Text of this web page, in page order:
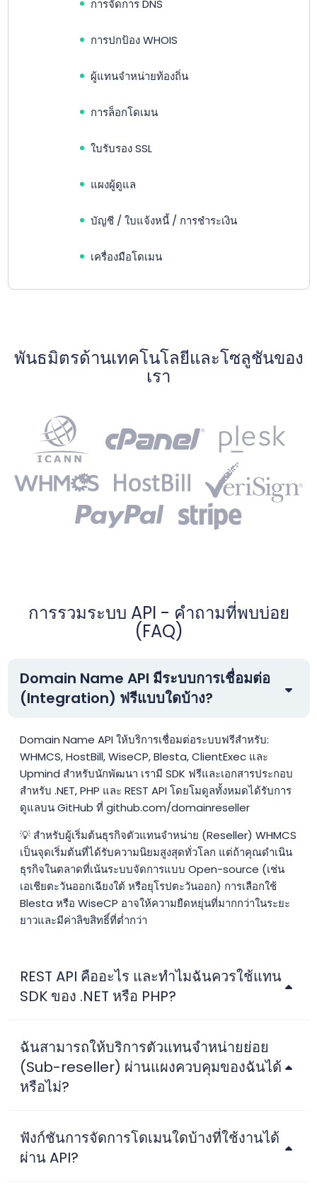
การจัดการ DNS
การปกป้อง WHOIS
ผู้แทนจำหน่ายท้องถิ่น
การล็อกโดเมน
ใบรับรอง SSL
แผงผู้ดูแล
บัญชี / ใบแจ้งหนี้ / การชำระเงิน
เครื่องมือโดเมน
พันธมิตรด้านเทคโนโลยีและโซลูชันของ
เรา
การรวมระบบ API - คำถามที่พบบ่อย
(FAQ)
Domain Name API มีระบบการเชื่อมต่อ
(Integration) ฟรีแบบใดบ้าง?
Domain Name API ให้บริการเชื่อมต่อระบบฟรีสำหรับ:
WHMCS, HostBill, WiseCP, Blesta, ClientExec และ
Upmind สำหรับนักพัฒนา เรามี SDK ฟรีและเอกสารประกอบ
สำหรับ .NET, PHP และ REST API โดยโมดูลทั้งหมดได้รับการ
ดูแลบน GitHub ที่ github.com/domainreseller
💡 สำหรับผู้เริ่มต้นธุรกิจตัวแทนจำหน่าย (Reseller) WHMCS
เป็นจุดเริ่มต้นที่ได้รับความนิยมสูงสุดทั่วโลก แต่ถ้าคุณดำเนิน
ธุรกิจในตลาดที่เน้นระบบจัดการแบบ Open-source (เช่น
เอเชียตะวันออกเฉียงใต้ หรือยุโรปตะวันออก) การเลือกใช้
Blesta หรือ WiseCP อาจให้ความยืดหยุ่นที่มากกว่าในระยะ
ยาวและมีค่าลิขสิทธิ์ที่ต่ำกว่า
REST API คืออะไร และทำไมฉันควรใช้แทน
SDK ของ .NET หรือ PHP?
ฉันสามารถให้บริการตัวแทนจำหน่ายย่อย
(Sub-reseller) ผ่านแผงควบคุมของฉันได้
หรือไม่?
ฟังก์ชันการจัดการโดเมนใดบ้างที่ใช้งานได้
ผ่าน API?